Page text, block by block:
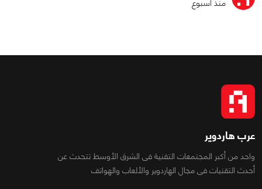
منذ أسبوع
عرب هاردوير
واحد من أكبر المجتمعات التقنية فى الشرق الأوسط تتحدث عن
أحدث التقنيات فى مجال الهاردوير والألعاب والهواتف